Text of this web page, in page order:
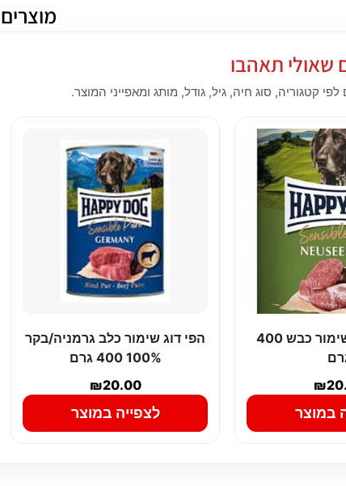
שאולי תאהבו
קטגוריה, סוג חיה, גיל, גודל, מותג ומאפייני המוצר.
הפי דוג כלב שימור כבש 400
₪
במוצר
הפי דוג שימור כלב גרמניה/בקר
100% 400 גרם
₪20.00
לצפייה במוצר